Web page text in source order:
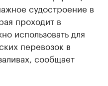
судостроение в
проходит в
использовать для
перевозок в
сообщает